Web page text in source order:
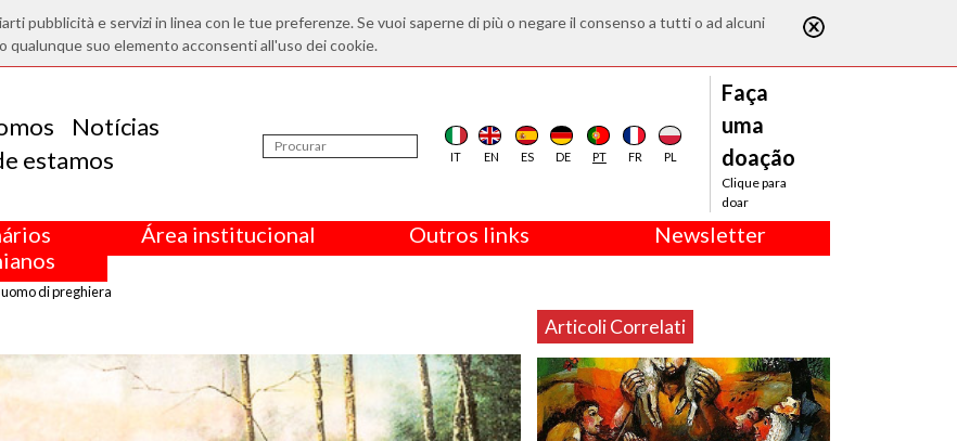
pubblicità e servizi in linea con le tue preferenze. Se vuoi saperne di più o negare il consenso a tutti o ad alcuni
qualunque suo elemento acconsenti all'uso dei cookie.
Notícias
estamos
IT EN ES DE PT FR PL
Faça
uma
doação
Clique para
doar
Área institucional Outros links Newsletter
di preghiera
Articoli Correlati